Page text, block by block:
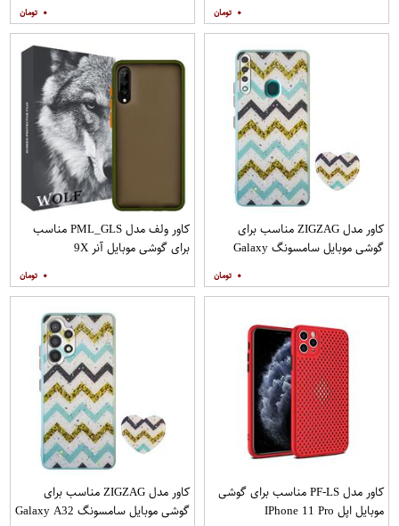
۰ ۰
کاور مدل ZIGZAG مناسب برای
گوشی موبایل سامسونگ Galaxy
۰
کاور ولف مدل PML_GLS مناسب
برای گوشی موبایل آنر 9X
۰
کاور مدل PF-LS مناسب برای گوشی
موبایل اپل IPhone 11 Pro
کاور مدل ZIGZAG مناسب برای
گوشی موبایل سامسونگ Galaxy A32